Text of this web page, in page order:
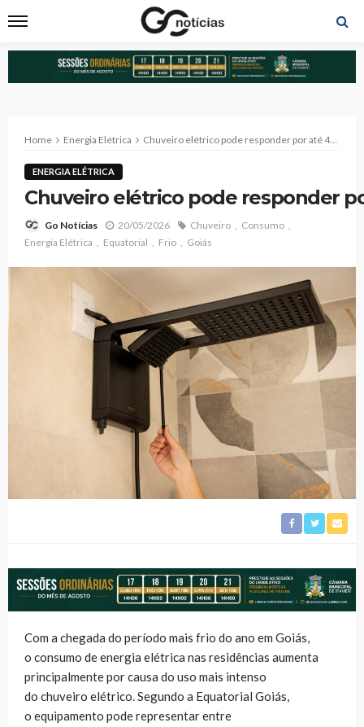
Home Energia Elétrica Chuveiro elétrico pode responder por até 40% da conta de luz durante dias frios e consumo exige atenção
ENERGIA ELÉTRICA
Chuveiro elétrico pode responder
Go Notícias 20/05/2026 Chuveiro
Consumo
Energia Elétrica
Equatorial Frio Goiás
Com a chegada do período mais frio do ano em Goiás,
o consumo de energia elétrica nas residências aumenta
principalmente por causa do uso mais intenso
do chuveiro elétrico. Segundo a Equatorial Goiás,
o equipamento pode representar entre